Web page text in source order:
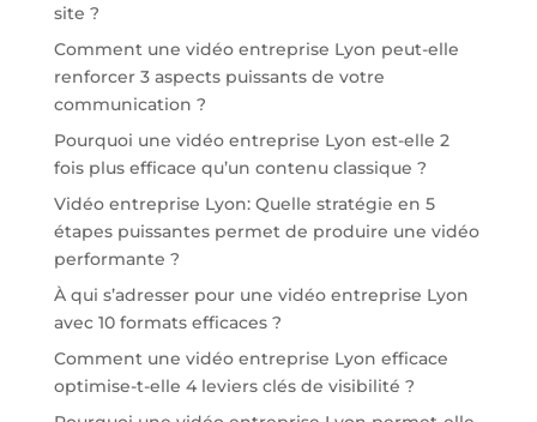
site ?
Comment une vidéo entreprise Lyon peut-elle
renforcer 3 aspects puissants de votre
communication ?
Pourquoi une vidéo entreprise Lyon est-elle 2
fois plus efficace qu’un contenu classique ?
Vidéo entreprise Lyon: Quelle stratégie en 5
étapes puissantes permet de produire une vidéo
performante ?
À qui s’adresser pour une vidéo entreprise Lyon
avec 10 formats efficaces ?
Comment une vidéo entreprise Lyon efficace
optimise-t-elle 4 leviers clés de visibilité ?